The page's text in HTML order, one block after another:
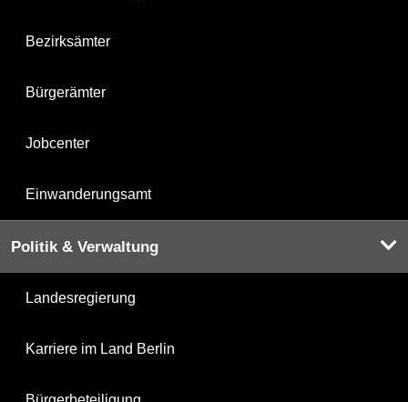
Bezirksämter
Bürgerämter
Jobcenter
Einwanderungsamt
Politik & Verwaltung
Landesregierung
Karriere im Land Berlin